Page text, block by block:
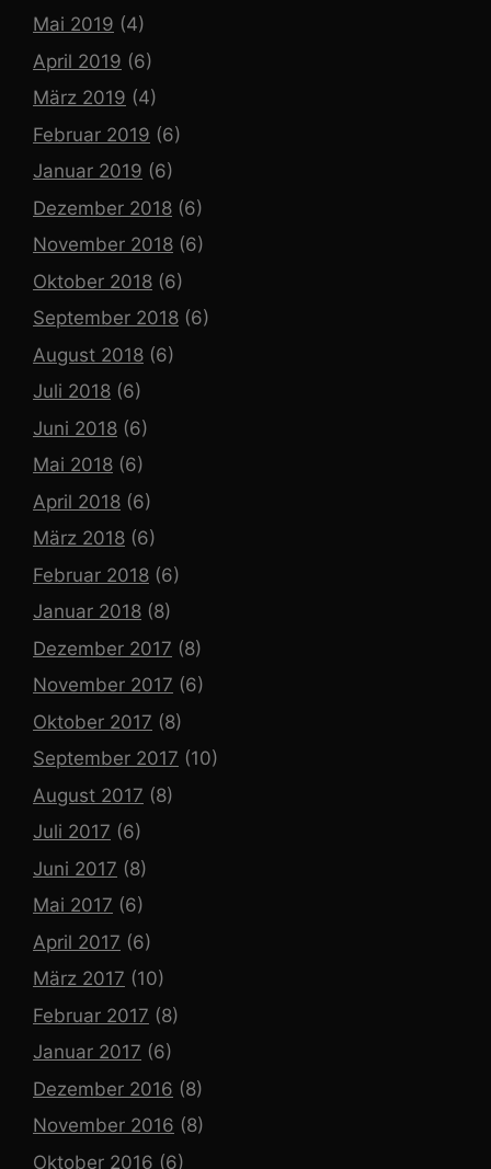
Mai 2019 (4)
April 2019 (6)
März 2019 (4)
Februar 2019 (6)
Januar 2019 (6)
Dezember 2018 (6)
November 2018 (6)
Oktober 2018 (6)
September 2018 (6)
August 2018 (6)
Juli 2018 (6)
Juni 2018 (6)
Mai 2018 (6)
April 2018 (6)
März 2018 (6)
Februar 2018 (6)
Januar 2018 (8)
Dezember 2017 (8)
November 2017 (6)
Oktober 2017 (8)
September 2017 (10)
August 2017 (8)
Juli 2017 (6)
Juni 2017 (8)
Mai 2017 (6)
April 2017 (6)
März 2017 (10)
Februar 2017 (8)
Januar 2017 (6)
Dezember 2016 (8)
November 2016 (8)
Oktober 2016 (6)